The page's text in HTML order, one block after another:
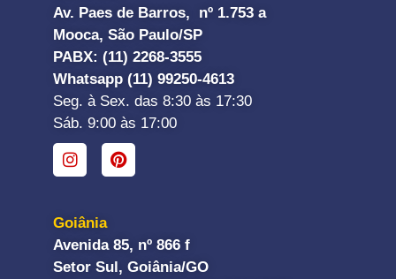
Av. Paes de Barros, nº 1.753 a
Mooca, São Paulo/SP
PABX: (11) 2268-3555
Whatsapp (11) 99250-4613
Seg. à Sex. das 8:30 às 17:30
Sáb. 9:00 às 17:00
Goiânia
Avenida 85, nº 866 f
Setor Sul, Goiânia/GO